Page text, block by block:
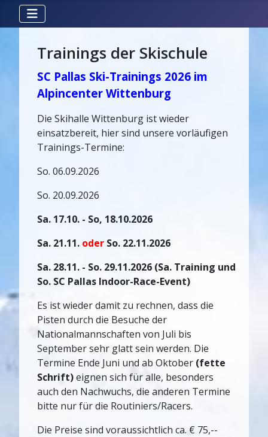
Trainings der Skischule
SC Pallas Ski-Trainings 2026 im
Alpincenter Wittenburg
Die Skihalle Wittenburg ist wieder
einsatzbereit, hier sind unsere vorläufigen
Trainings-Termine:
So. 06.09.2026
So. 20.09.2026
Sa. 17.10. - So, 18.10.2026
Sa. 21.11. oder So. 22.11.2026
Sa. 28.11. - So. 29.11.2026 (Sa. Training und
So. SC Pallas Indoor-Race-Event)
Es ist wieder damit zu rechnen, dass die
Pisten durch die Besuche der
Nationalmannschaften von Juli bis
September sehr glatt sein werden. Die
Termine Ende Juni und ab Oktober (fette
Schrift)eignen sich für alle, besonders
auch den Nachwuchs, die anderen Termine
bitte nur für die Routiniers/Racers.
Die Preise sind voraussichtlich ca. € 75,--